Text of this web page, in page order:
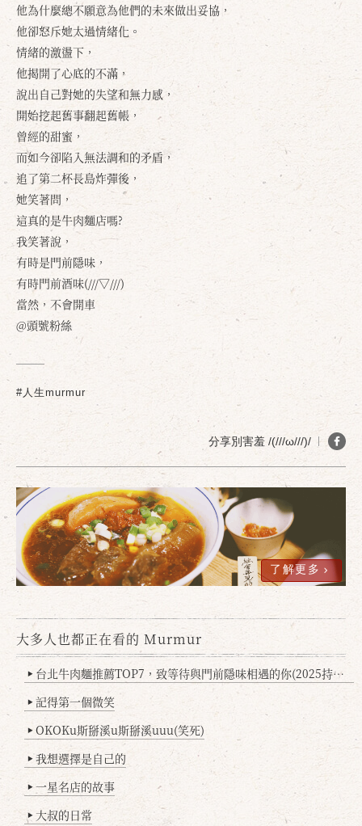
他為什麼總不願意為他們的未來做出妥協，
他卻怒斥她太過情緒化。
情緒的激盪下，
他揭開了心底的不滿，
說出自己對她的失望和無力感，
開始挖起舊事翻起舊帳，
曾經的甜蜜，
而如今卻陷入無法調和的矛盾，
追了第二杯長島炸彈後，
她笑著問，
這真的是牛肉麵店嗎?
我笑著說，
有時是門前隱味，
有時門前酒味(///▽///)
當然，不會開車
@頭號粉絲
#人生murmur
分享別害羞 /(///ω///)/
了解更多
大多人也都正在看的 Murmur
▶ 台北牛肉麵推薦TOP7，致等待與門前隱味相遇的你(2025持續更新
▶ 記得第一個微笑
▶ OKOKu斯掰溪u斯掰溪uuu(笑死)
▶ 我想選擇是自己的
▶ 一星名店的故事
▶ 大叔的日常